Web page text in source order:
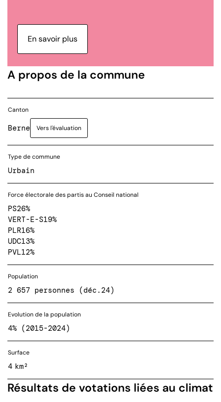
En savoir plus
A propos de la commune
Canton
Berne Vers l'évaluation
Type de commune
Urbain
Force électorale des partis au Conseil national
PS26%
VERT-E-S19%
PLR16%
UDC13%
PVL12%
Population
2 657 personnes (déc.24)
Evolution de la population
4% (2015-2024)
Surface
4 km²
Résultats de votations liées au climat